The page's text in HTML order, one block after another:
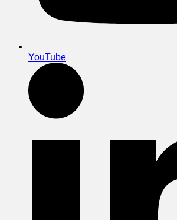
YouTube